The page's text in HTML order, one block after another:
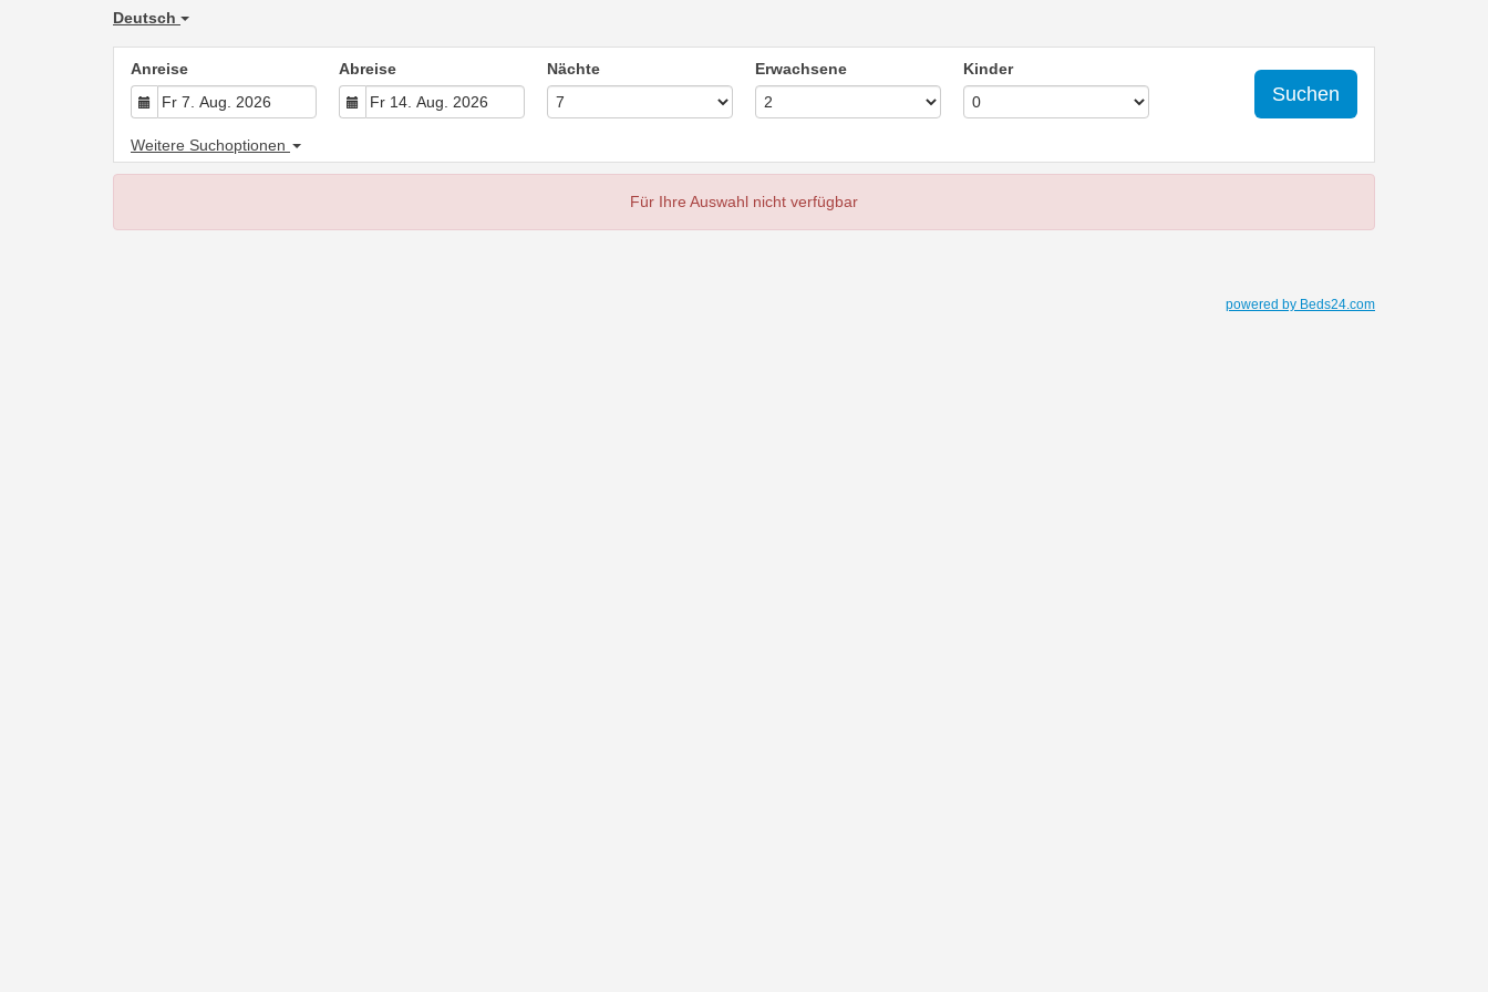
Deutsch
Anreise Abreise Nächte Erwachsene Kinder
Suchen
Weitere Suchoptionen
Für Ihre Auswahl nicht verfügbar
powered by Beds24.com